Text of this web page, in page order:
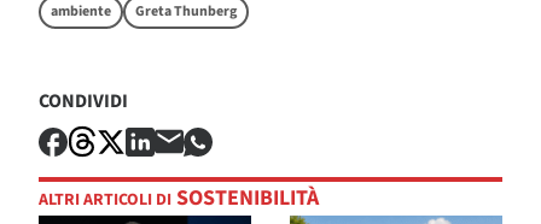
ambiente Greta Thunberg
CONDIVIDI
ALTRI ARTICOLI DI SOSTENIBILITÀ